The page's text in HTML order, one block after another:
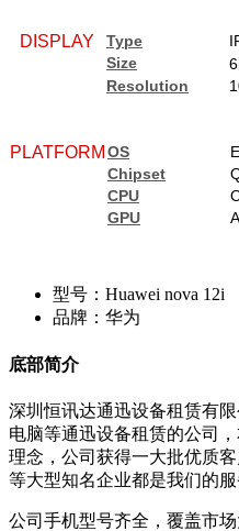
DISPLAY Type
Size
Resolution
PLATFORM OS
Chipset
CPU
GPU
型号：Huawei nova 12i
品牌：华为
底部简介
深圳恒讯达通迅设备租赁有
电脑等通迅设备租赁的公司
理念，公司获得一大批优质
等大型知名企业都是我们的服
公司手机型号齐全，覆盖市